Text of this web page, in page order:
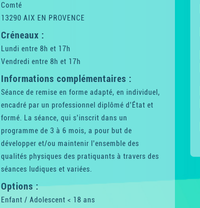
Comté
13290 AIX EN PROVENCE
Créneaux :
Lundi entre 8h et 17h
Vendredi entre 8h et 17h
Informations complémentaires :
Séance de remise en forme adapté, en individuel,
encadré par un professionnel diplômé d'État et
formé. La séance, qui s'inscrit dans un
programme de 3 à 6 mois, a pour but de
développer et/ou maintenir l'ensemble des
qualités physiques des pratiquants à travers des
séances ludiques et variées.
Options :
Enfant / Adolescent < 18 ans